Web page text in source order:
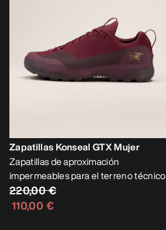
Zapatillas Konseal GTX Mujer
Zapatillas de aproximación
impermeables para el terreno técnico
220,00 €
110,00 €